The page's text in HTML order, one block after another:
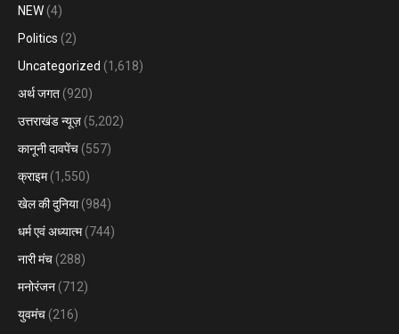
NEW (4)
Politics (2)
Uncategorized (1,618)
अर्थ जगत (920)
उत्तराखंड न्यूज़ (5,202)
कानूनी दावपेंच (557)
क्राइम(1,550)
खेल की दुनिया(984)
धर्म एवं अध्यात्म(744)
नारी मंच (288)
मनोरंजन (712)
युवमंच (216)